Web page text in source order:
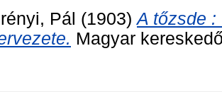
Pál (1903)A tőzsde :
Magyar